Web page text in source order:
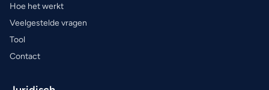
Hoe het werkt
Veelgestelde vragen
Tool
Contact